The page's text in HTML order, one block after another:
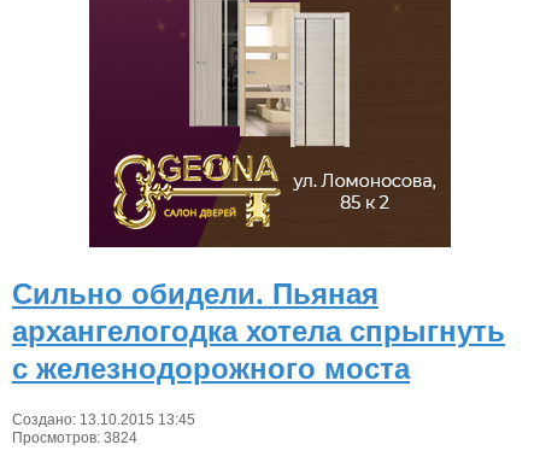
Сильно обидели. Пьяная
архангелогодка хотела спрыгнуть
с железнодорожного моста
Создано: 13.10.2015 13:45
Просмотров: 3824